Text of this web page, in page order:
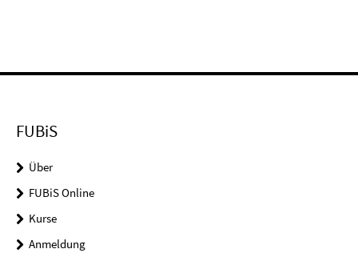
FUBiS
Über
FUBiS Online
Kurse
Anmeldung